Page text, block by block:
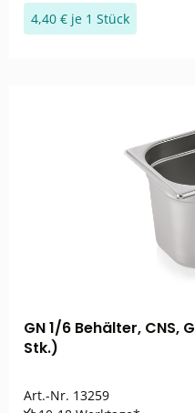
4,40 € je 1 Stück
GN 1/6 Behälter, CNS,
Stk.)
Art.-Nr. 13259